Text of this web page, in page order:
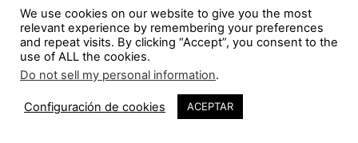
Aldo G. Facho Dede
51 Publicaciones 0 COMENTARIOS
http://urbanistas.lat/
Sergio de Miguel García
46 Publicaciones 0 COMENTARIOS
http://www.hand-architecture.com/
We use cookies on our website to give you the most
relevant experience by remembering your preferences
and repeat visits. By clicking “Accept”, you consent to the
use of ALL the cookies.
Do not sell my personal information.
Configuración de cookies ACEPTAR